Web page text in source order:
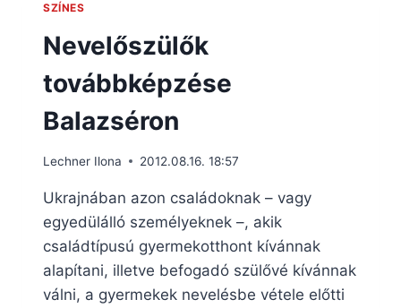
SZÍNES
Nevelőszülők
továbbképzése
Balazséron
Lechner Ilona 2012.08.16. 18:57
Ukrajnában azon családoknak – vagy
egyedülálló személyeknek –, akik
családtípusú gyermekotthont kívánnak
alapítani, illetve befogadó szülővé kívánnak
válni, a gyermekek nevelésbe vétele előtti